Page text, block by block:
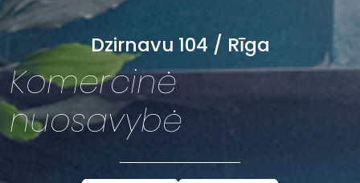
Dzirnavu 104 / Rīga
Komercinė
nuosavybė